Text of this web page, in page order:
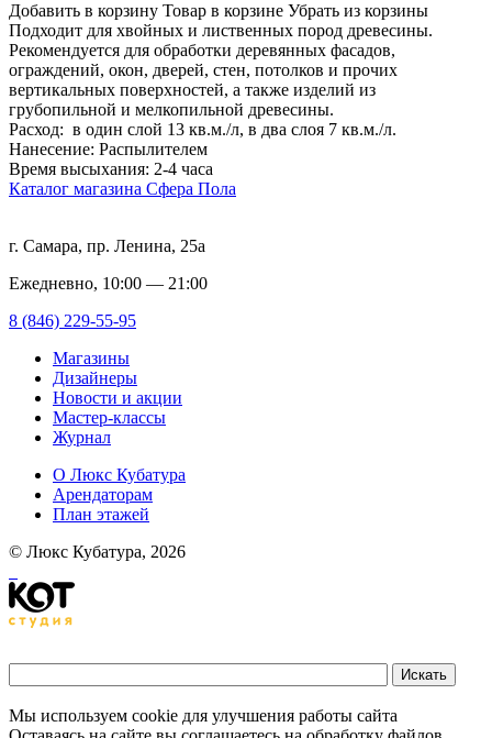
Добавить в корзину Товар в корзине Убрать из корзины
Подходит для хвойных и лиственных пород древесины.
Рекомендуется для обработки деревянных фасадов,
ограждений, окон, дверей, стен, потолков и прочих
вертикальных поверхностей, а также изделий из
грубопильной и мелкопильной древесины.
Расход: в один слой 13 кв.м./л, в два слоя 7 кв.м./л.
Нанесение: Распылителем
Время высыхания: 2-4 часа
Каталог магазина Сфера Пола
г. Самара, пр. Ленина, 25а
Ежедневно, 10:00 — 21:00
8 (846) 229-55-95
Магазины
Дизайнеры
Новости и акции
Мастер-классы
Журнал
О Люкс Кубатура
Арендаторам
План этажей
© Люкс Кубатура, 2026
Мы используем cookie для улучшения работы сайта